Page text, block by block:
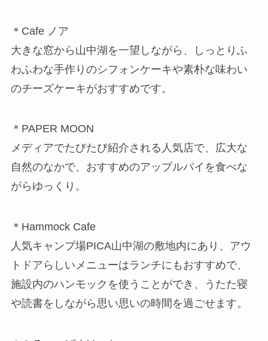
＊Cafe ノア
大きな窓から山中湖を一望しながら、しっとりふ
わふわな手作りのシフォンケーキや素朴な味わい
のチーズケーキがおすすめです。
＊PAPER MOON
メディアでたびたび紹介される人気店で、広大な
自然のなかで、おすすめのアップルパイを食べな
がらゆっくり。
＊Hammock Cafe
人気キャンプ場PICA山中湖の敷地内にあり、アウ
トドアらしいメニューはランチにもおすすめで、
施設内のハンモックを使うことができ、うたた寝
や読書をしながら思い思いの時間を過ごせます。